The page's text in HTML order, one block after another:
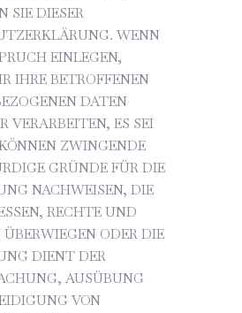
SIE DIESER
WENN
EINLEGEN,
IHRE BETROFFENEN
DATEN
VERARBEITEN, ES SEI
ZWINGENDE
GRÜNDE FÜR DIE
NACHWEISEN, DIE
RECHTE UND
ODER DIE
DIENT DER
AUSÜBUNG
VON